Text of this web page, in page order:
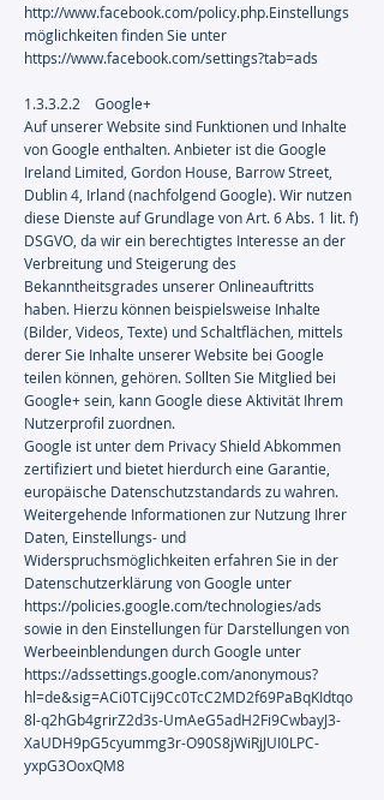
http://www.facebook.com/policy.php.Einstellungs
möglichkeitenfinden Sie unter
https://www.facebook.com/settings?tab=ads
1.3.3.2.2 Google+
Auf unserer Website sind Funktionen und Inhalte
von Google enthalten. Anbieter ist die Google
Ireland Limited, Gordon House, Barrow Street,
Dublin 4, Irland (nachfolgend Google). Wir nutzen
diese Dienste auf Grundlage von Art. 6 Abs. 1 lit. f)
DSGVO, da wir ein berechtigtes Interesse an der
Verbreitung und Steigerung des
Bekanntheitsgrades unserer Onlineauftritts
haben. Hierzu können beispielsweise Inhalte
(Bilder, Videos, Texte) und Schaltflächen, mittels
derer Sie Inhalte unserer Website bei Google
teilen können, gehören. Sollten Sie Mitglied bei
Google+ sein, kann Google diese Aktivität Ihrem
Nutzerprofil zuordnen.
Google ist unter dem Privacy Shield Abkommen
zertifiziert und bietet hierdurch eine Garantie,
europäische Datenschutzstandards zu wahren.
Weitergehende Informationen zur Nutzung Ihrer
Daten, Einstellungs- und
Widerspruchsmöglichkeiten erfahren Sie in der
Datenschutzerklärung von Google unter
https://policies.google.com/technologies/ads
sowie in den Einstellungen für Darstellungen von
Werbeeinblendungen durch Google unter
https://adssettings.google.com/anonymous?
hl=de&sig=ACi0TCij9Cc0TcC2MD2f69PaBqKIdtqo
8l-q2hGb4grirZ2d3s-UmAeG5adH2Fi9CwbayJ3-
XaUDH9pG5cyummg3r-O90S8jWiRjJUI0LPC-
yxpG3OoxQM8